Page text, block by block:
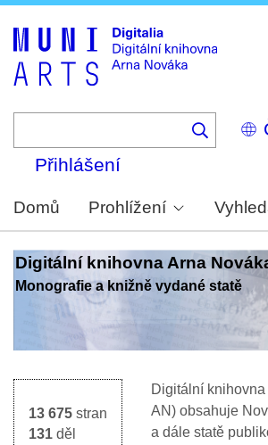
Select
your
Přihlášení
Domů Prohlížení
Digitální knihovna Arna
Monografie a knižně vydané statě
13 675 stran
131 děl
Digitální
AN) obsahuje
a dále statě